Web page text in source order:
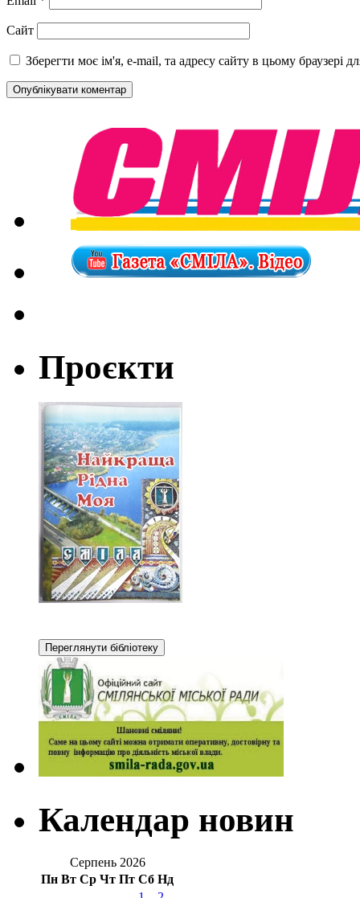
Сайт
Зберегти моє ім'я, e-mail, та адресу сайту в цьому браузері
Проєкти
Календар новин
Серпень 2026
Пн Вт Ср Чт Пт Сб Нд